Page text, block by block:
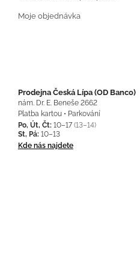
Moje objednávka
Prodejna Česká Lípa (OD Banco)
nám. Dr. E. Beneše 2662
Platba kartou • Parkování
Po, Út, Čt: 10–17 (13–14)
St, Pá: 10–13
Kde nás najdete